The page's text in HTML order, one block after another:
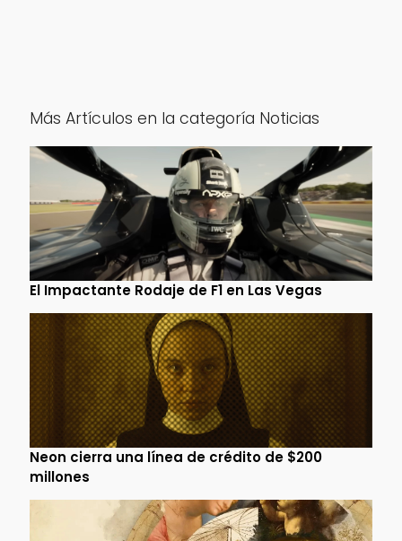
Más Artículos en la categoría Noticias
El Impactante Rodaje de F1 en Las Vegas
Neon cierra una línea de crédito de $200
millones